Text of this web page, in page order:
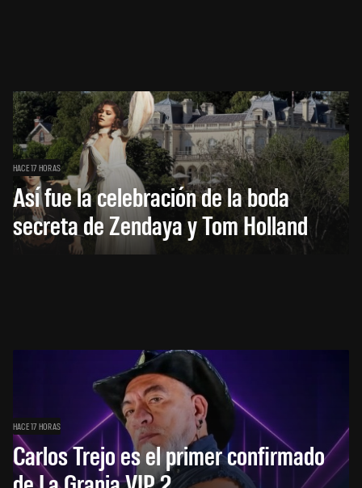
HACE 17 HORAS
Así fue la celebración de la boda
secreta de Zendaya y Tom Holland
HACE 17 HORAS
Carlos Trejo es el primer confirmado